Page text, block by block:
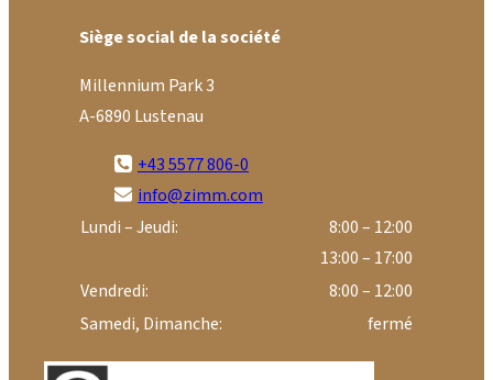
Siège social de la société
Millennium Park 3
A-6890 Lustenau
+43 5577 806-0
info@zimm.com
Lundi – Jeudi:
8:00 – 12:00
13:00 – 17:00
Vendredi:
8:00 – 12:00
Samedi, Dimanche:
fermé